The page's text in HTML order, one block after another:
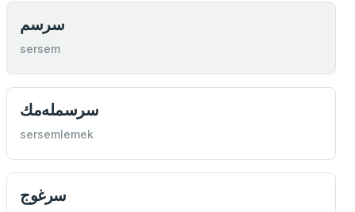
سرسم
sersem
سرسمله‌مك
sersemlemek
سرغوج